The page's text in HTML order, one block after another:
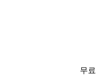
무료